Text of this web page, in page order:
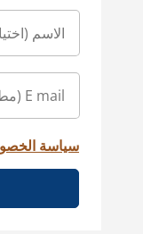
سياسة